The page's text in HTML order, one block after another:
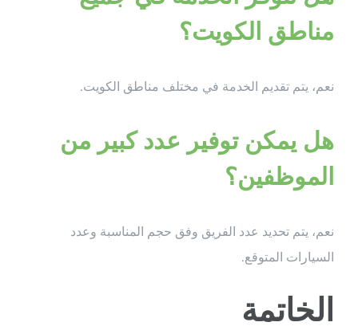
مناطق الكويت؟
نعم، يتم تقديم الخدمة في مختلف مناطق الكويت.
هل يمكن توفير عدد كبير من
الموظفين؟
نعم، يتم تحديد عدد الفريق وفق حجم المناسبة وعدد
السيارات المتوقع.
الخاتمة